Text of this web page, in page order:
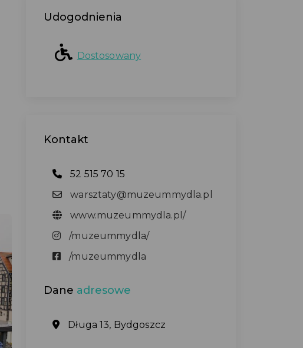
Udogodnienia
Dostosowany
Kontakt
52 515 70 15
warsztaty@muzeummydla.pl
www.muzeummydla.pl/
/muzeummydla/
/muzeummydla
Dane adresowe
Długa 13, Bydgoszcz